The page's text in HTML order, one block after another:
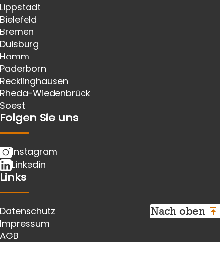
Lippstadt
Bielefeld
Bremen
Duisburg
Hamm
Paderborn
Recklinghausen
Rheda-Wiedenbrück
Soest
Folgen Sie uns
Instagram
Linkedin
Links
Datenschutz
Impressum
AGB
Nach oben